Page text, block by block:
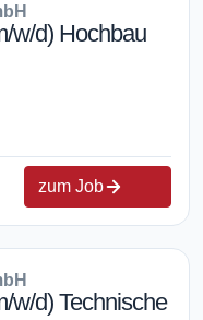
w/d) Hochbau
zum Job
w/d) Technische